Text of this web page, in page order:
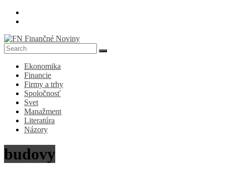
Skip
FN
Finančné
Noviny
Denník
ekonomike
spoločnosti
Ekonomika
Financie
Firmy a trhy
Spoločnosť
Svet
Manažment
Literatúra
Názory
budovy